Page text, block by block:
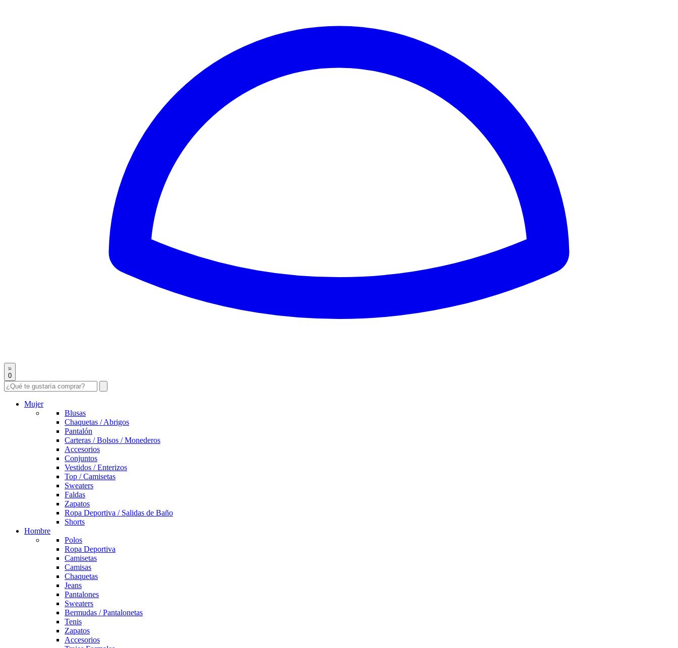
0
Mujer
Blusas
Chaquetas / Abrigos
Pantalón
Carteras / Bolsos / Monederos
Accesorios
Conjuntos
Vestidos / Enterizos
Top / Camisetas
Sweaters
Faldas
Zapatos
Ropa Deportiva / Salidas de Baño
Shorts
Hombre
Polos
Ropa Deportiva
Camisetas
Camisas
Chaquetas
Jeans
Pantalones
Sweaters
Bermudas / Pantalonetas
Tenis
Zapatos
Accesorios